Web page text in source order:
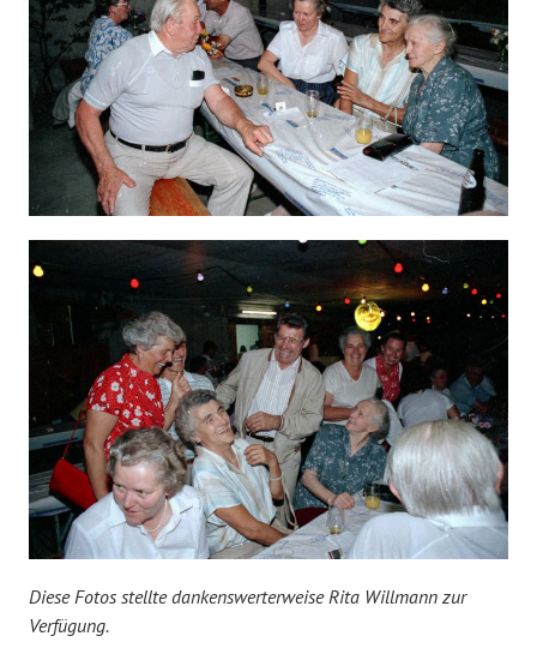
Diese Fotos stellte dankenswerterweise Rita Willmann zur
Verfügung.